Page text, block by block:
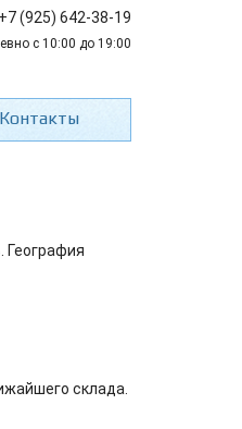
+7 (925) 642-38-19
с 10:00 до 19:00
Контакты
География
склада.